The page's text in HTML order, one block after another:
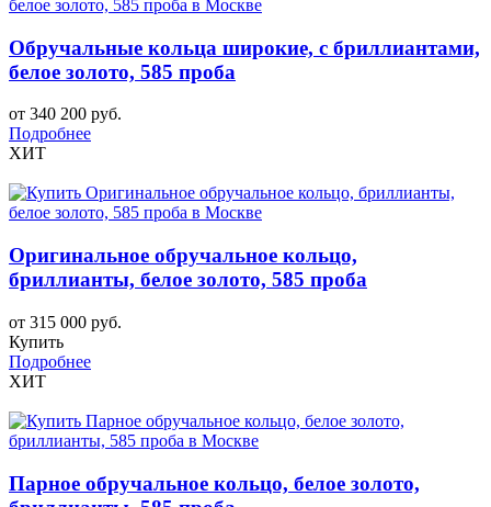
Обручальные кольца широкие, с бриллиантами,
белое золото, 585 проба
от 340 200 руб.
Подробнее
ХИТ
Оригинальное обручальное кольцо,
бриллианты, белое золото, 585 проба
от 315 000 руб.
Купить
Подробнее
ХИТ
Парное обручальное кольцо, белое золото,